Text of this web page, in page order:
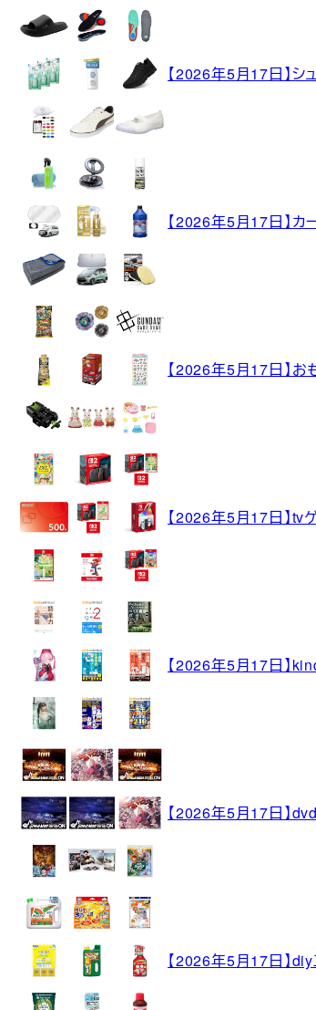
【2026年5月17日】シ
【2026年5月17日】
【2026年5月17日】お
【2026年5月17日】tv
【2026年5月17日】
【2026年5月17日】
【2026年5月17日】